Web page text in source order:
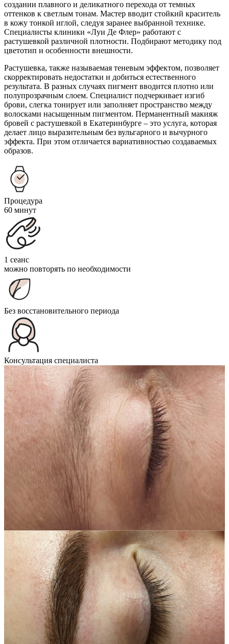
создании плавного и деликатного перехода от темных
оттенков к светлым тонам. Мастер вводит стойкий краситель
в кожу тонкой иглой, следуя заранее выбранной технике.
Специалисты клиники «Луи Де Флер» работают с
растушевкой различной плотности. Подбирают методику под
цветотип и особенности внешности.
Растушевка, также называемая теневым эффектом, позволяет
скорректировать недостатки и добиться естественного
результата. В разных случаях пигмент вводится плотно или
полупрозрачным слоем. Специалист подчеркивает изгиб
брови, слегка тонирует или заполняет пространство между
волосками насыщенным пигментом. Перманентный макияж
бровей с растушевкой в Екатеринбурге – это услуга, которая
делает лицо выразительным без вульгарного и вычурного
эффекта. При этом отличается вариативностью создаваемых
образов.
Процедура
60 минут
1 сеанс
можно повторять по необходимости
Без восстановительного периода
Консультация специалиста